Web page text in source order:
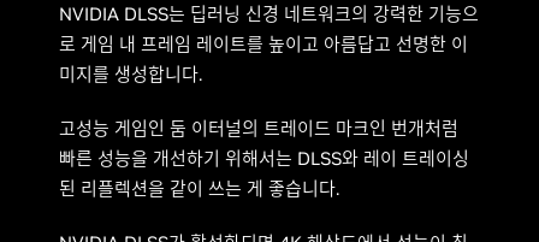
NVIDIA DLSS는 딥러닝 신경 네트워크의 강력한 기능으
로 게임 내 프레임 레이트를 높이고 아름답고 선명한 이
미지를 생성합니다.
고성능 게임인 둠 이터널의 트레이드 마크인 번개처럼
빠른 성능을 개선하기 위해서는 DLSS와 레이 트레이싱
된 리플렉션을 같이 쓰는 게 좋습니다.